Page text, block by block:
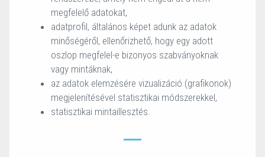
megfelelő adatokat,
adatprofil, általános képet adunk az adatok
minőségéről, ellenőrizhető, hogy egy adott
oszlop megfelel-e bizonyos szabványoknak
vagy mintáknak,
az adatok elemzésére vizualizáció (grafikonok)
megjelenítésével statisztikai módszerekkel,
statisztikai mintaillesztés.